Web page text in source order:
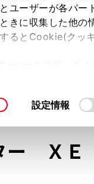
ユーザーが各パー
きに収集した他の
るとCookie(クッ
ださい。設定情報
3つの買い方 オンラ
ーＸＥ